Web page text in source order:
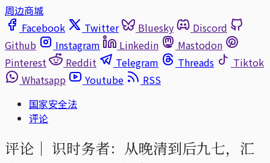
周边商城
Facebook
Twitter Bluesky
Discord
Github
Instagram Linkedin
Mastodon
Pinterest
Reddit Telegram Threads
Tiktok
Whatsapp
Youtube
RSS
国家安全法
评论
评论｜ 识时务者：从晚清到后九七，汇